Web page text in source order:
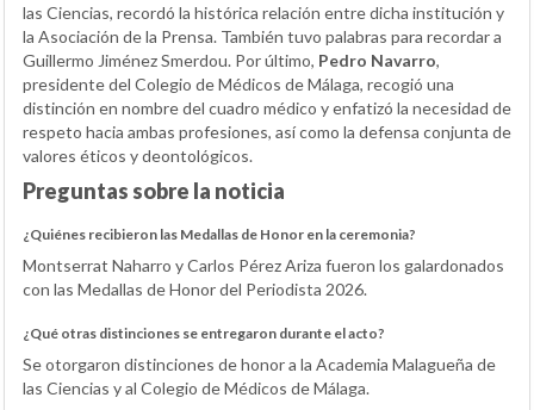
las Ciencias, recordó la histórica relación entre dicha institución y
la Asociación de la Prensa. También tuvo palabras para recordar a
Guillermo Jiménez Smerdou. Por último, Pedro Navarro,
presidente del Colegio de Médicos de Málaga, recogió una
distinción en nombre del cuadro médico y enfatizó la necesidad de
respeto hacia ambas profesiones, así como la defensa conjunta de
valores éticos y deontológicos.
Preguntas sobre la noticia
¿Quiénes recibieron las Medallas de Honor en la ceremonia?
Montserrat Naharro y Carlos Pérez Ariza fueron los galardonados
con las Medallas de Honor del Periodista 2026.
¿Qué otras distinciones se entregaron durante el acto?
Se otorgaron distinciones de honor a la Academia Malagueña de
las Ciencias y al Colegio de Médicos de Málaga.